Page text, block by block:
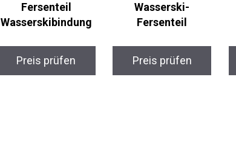
Fersenteil
Wasserskibindung
Preis prüfen
Wasserski-
Fersenteil
Preis prüfen